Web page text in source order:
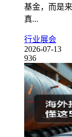
基金，而是
真...
行业展会
2026-07-13
936